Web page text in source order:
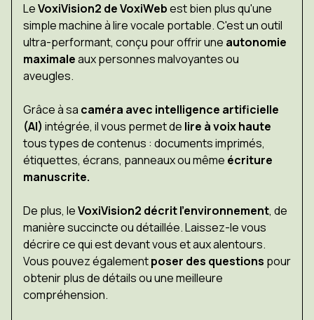
LeVoxiVision2 de VoxiWebest bien plus qu'une
simple machine à lire vocale portable. C'est un outil
ultra-performant, conçu pour offrir une autonomie
maximaleaux personnes malvoyantes ou
aveugles.
Grâce à sa caméra avec intelligence artificielle
(AI) intégrée, il vous permet de lire à voix haute
tous types de contenus : documents imprimés,
étiquettes, écrans, panneaux ou même écriture
manuscrite.
De plus, leVoxiVision2 décrit l'environnement, de
manière succincte ou détaillée. Laissez-le vous
décrire ce qui est devant vous et aux alentours.
Vous pouvez égalementposer des questions pour
obtenir plus de détails ou une meilleure
compréhension.